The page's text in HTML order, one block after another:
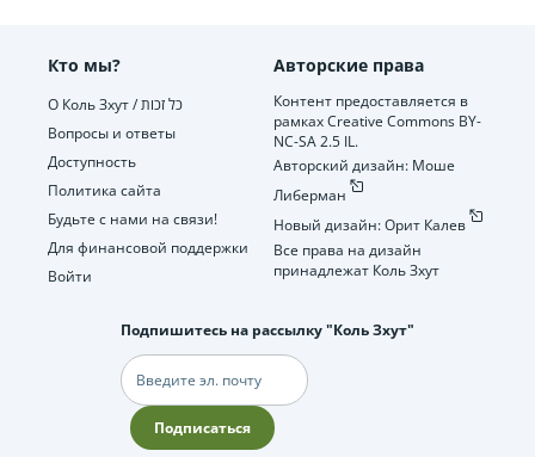
Кто мы?
О Коль Зхут / כל זכות
Вопросы и ответы
Доступность
Политика сайта
Будьте с нами на связи!
Для финансовой поддержки
Войти
Авторские права
Контент предоставляется в
рамках Creative Commons BY-
NC-SA 2.5 IL.
Авторский дизайн: Моше
Либерман
Новый дизайн: Орит Калев
Все права на дизайн
принадлежат Коль Зхут
Подпишитесь на рассылку "Коль Зхут"
Электронная
почта
Подписаться